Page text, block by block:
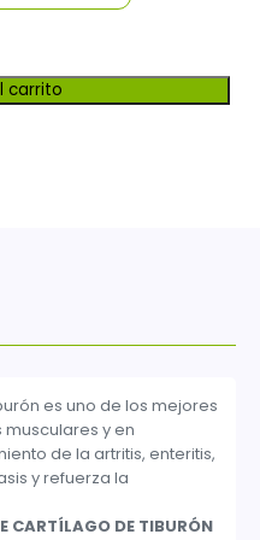
carrito
es uno de los mejores
y en
de la artritis, enteritis,
y refuerza la
CARTÍLAGO DE TIBURÓN